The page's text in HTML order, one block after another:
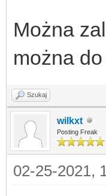
Można
można
Szukaj
wilkxt
Posting Freak
02-25-2021,